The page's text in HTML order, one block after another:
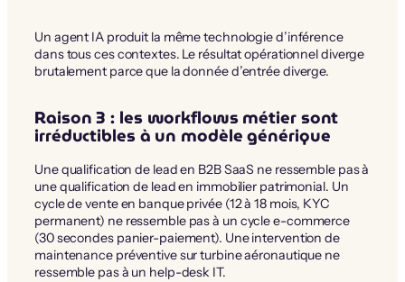
Un agent IA produit la même technologie d’inférence
dans tous ces contextes. Le résultat opérationnel diverge
brutalement parce que la donnée d’entrée diverge.
Raison 3 : les workflows métier sont
irréductibles à un modèle générique
Une qualification de lead en B2B SaaS ne ressemble pas à
une qualification de lead en immobilier patrimonial. Un
cycle de vente en banque privée (12 à 18 mois, KYC
permanent) ne ressemble pas à un cycle e-commerce
(30 secondes panier-paiement). Une intervention de
maintenance préventive sur turbine aéronautique ne
ressemble pas à un help-desk IT.